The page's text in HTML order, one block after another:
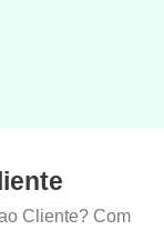
Cliente? Com